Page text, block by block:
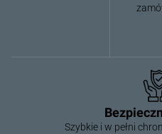
Szybkie i w pełni